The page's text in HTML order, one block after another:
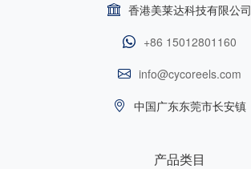
香港美莱达科技有限公司
+86 15012801160
info@cycoreels.com
中国广东东莞市长安镇
产品类目